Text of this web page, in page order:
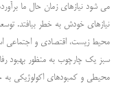
می شود نیازهای زمان حال ما
نیازهای خودش به خطر بیافتد.
محیط زیست، اقتصادی و اجتماعی
سبز یک چارچوب به منظور بهبود
محیطی و کمبودهای اکولوژیکی